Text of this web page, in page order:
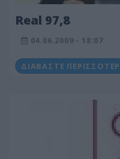
Real 97,8
04.06.2009 - 18:07
ΔΙΑΒΆΣΤΕ